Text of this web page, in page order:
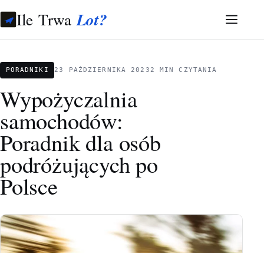
Ile TrwaLot?
PORADNIKI 23 PAŹDZIERNIKA 20232 MIN CZYTANIA
Wypożyczalnia
samochodów:
Poradnik dla osób
podróżujących po
Polsce